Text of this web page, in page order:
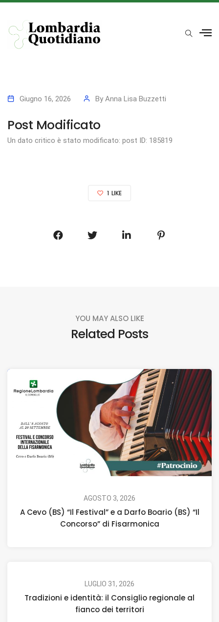
Giugno 16, 2026 By Anna Lisa Buzzetti
Post Modificato
Un dato critico è stato modificato: post ID: 185819
1 LIKE
YOU MAY ALSO LIKE
Related Posts
AGOSTO 3, 2026
A Cevo (BS) “Il Festival” e a Darfo Boario (BS) “Il
Concorso” di Fisarmonica
LUGLIO 31, 2026
Tradizioni e identità: il Consiglio regionale al
fianco dei territori